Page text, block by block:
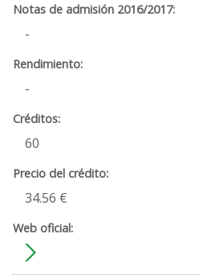
-
-
60
34.56 €